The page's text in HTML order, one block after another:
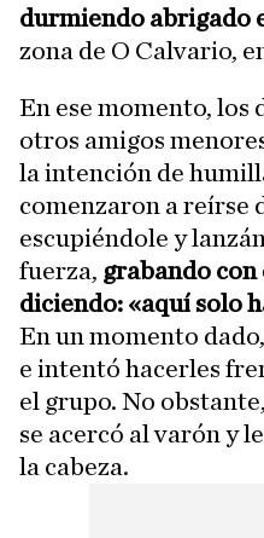
durmiendo abrigado
zona de O Calvario,
En ese momento, los
otros amigos
la intención de
comenzaron a reírse
escupiéndole y
fuerza, grabando
diciendo: «aquí solo
En un momento
e intentó hacerles
el grupo. No
se acercó al varón y
la cabeza.